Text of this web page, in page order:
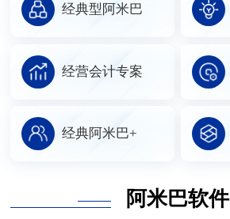
经典型阿米巴
经营会计专案
经典阿米巴+
阿米巴软件